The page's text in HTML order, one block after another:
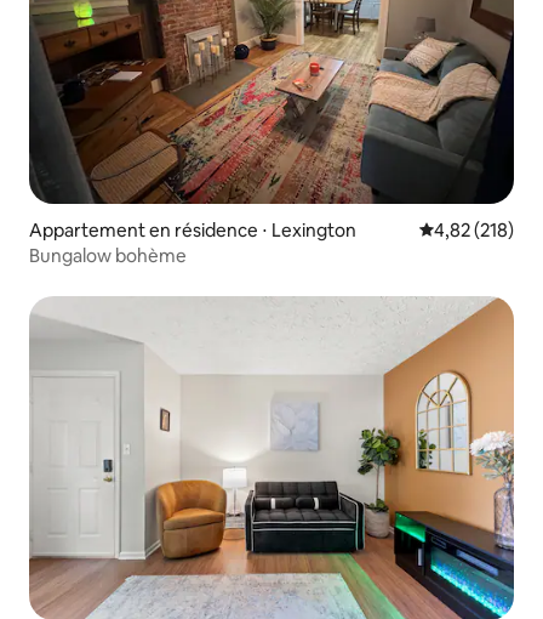
Appartement en résidence ⋅ Lexington Évaluation
4,82 (218)
Bungalow bohème